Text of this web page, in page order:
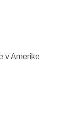
v Amerike